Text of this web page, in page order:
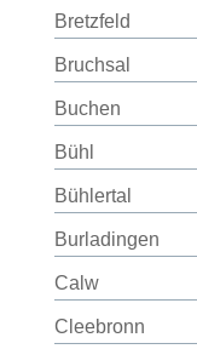
Bretzfeld
Bruchsal
Buchen
Bühl
Bühlertal
Burladingen
Calw
Cleebronn